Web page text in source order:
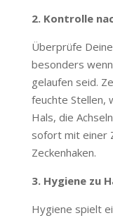
2. Kontrolle
Überprüfe
besonders
gelaufen seid.
feuchte Stellen,
Hals, die
sofort mit einer
Zeckenhaken.
3. Hygiene zu
Hygiene spielt